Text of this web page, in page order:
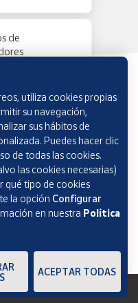
de
utiliza cookies propias
su navegación,
sus hábitos de
Puedes hacer clic
de todas las cookies.
las cookies necesarias)
qué tipo de cookies
la opción Configurar
en nuestra Política
ACEPTAR TODAS